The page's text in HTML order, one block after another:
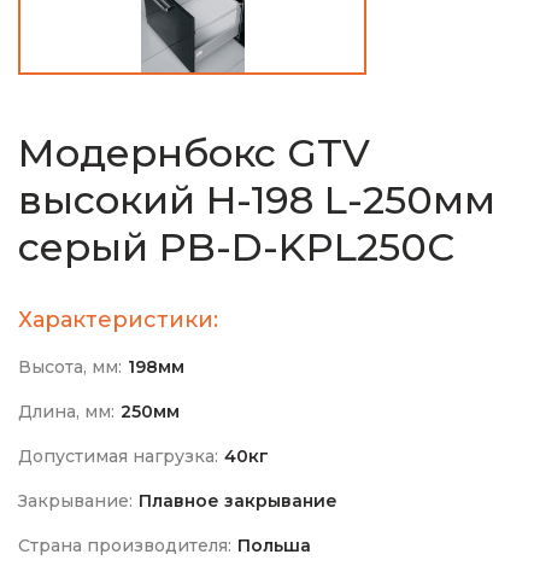
Модернбокс GTV
высокий H-198 L-250мм
cерый PB-D-KPL250C
Характеристики:
Высота, мм: 198мм
Длина, мм: 250мм
Допустимая нагрузка: 40кг
Закрывание: Плавное закрывание
Страна производителя: Польша